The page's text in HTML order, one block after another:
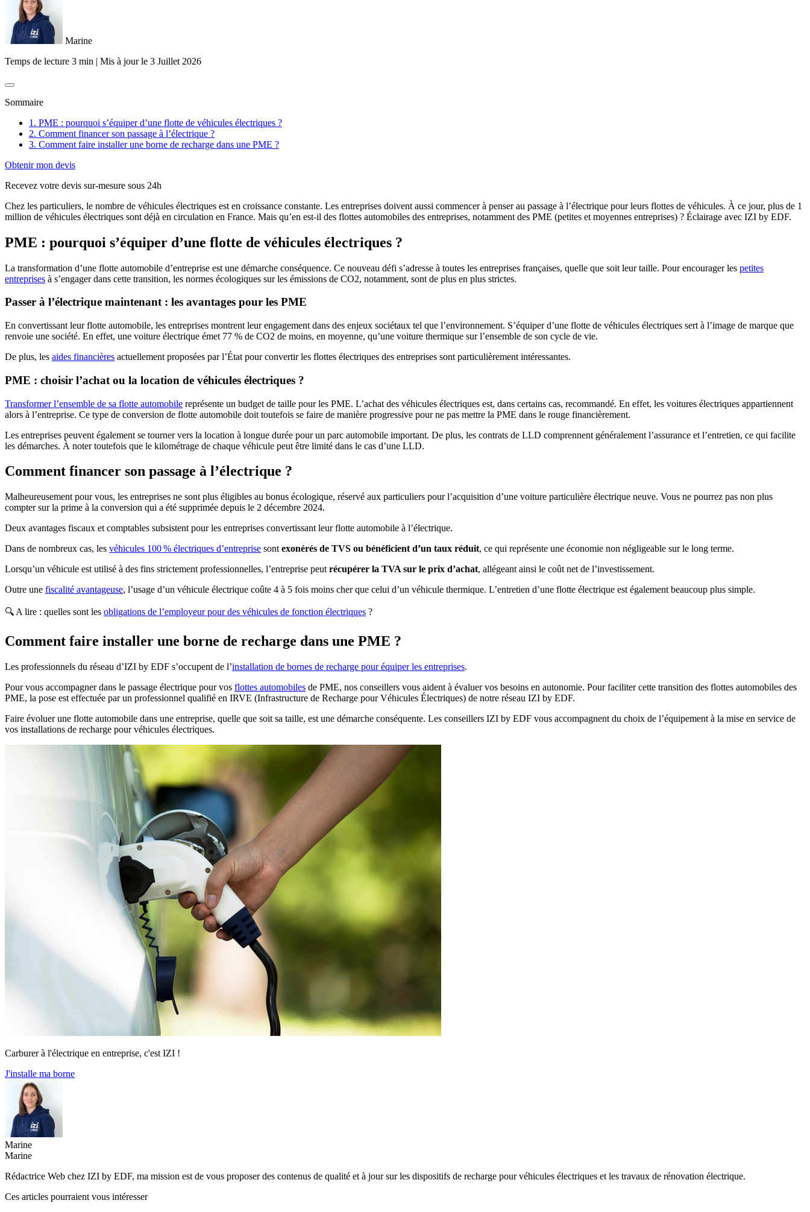
Marine
Temps de lecture 3 min | Mis à jour le 3 Juillet 2026
Sommaire
1. PME : pourquoi s’équiper d’une flotte de véhicules électriques ?
2. Comment financer son passage à l’électrique ?
3. Comment faire installer une borne de recharge dans une PME ?
Obtenir mon devis
Recevez votre devis sur-mesure sous 24h
Chez les particuliers, le nombre de véhicules électriques est en croissance constante. Les entreprises doivent aussi commencer à penser au passage à l’électrique pour leurs flottes de véhicules. À ce jour, plus de 1
million de véhicules électriques sont déjà en circulation en France. Mais qu’en est-il des flottes automobiles des entreprises, notamment des PME (petites et moyennes entreprises) ? Éclairage avec IZI by EDF.
PME : pourquoi s’équiper d’une flotte de véhicules électriques ?
La transformation d’une flotte automobile d’entreprise est une démarche conséquence. Ce nouveau défi s’adresse à toutes les entreprises françaises, quelle que soit leur taille. Pour encourager les petites
entreprises à s’engager dans cette transition, les normes écologiques sur les émissions de CO2, notamment, sont de plus en plus strictes.
Passer à l’électrique maintenant : les avantages pour les PME
En convertissant leur flotte automobile, les entreprises montrent leur engagement dans des enjeux sociétaux tel que l’environnement. S’équiper d’une flotte de véhicules électriques sert à l’image de marque que
renvoie une société. En effet, une voiture électrique émet 77 % de CO2 de moins, en moyenne, qu’une voiture thermique sur l’ensemble de son cycle de vie.
De plus, les aides financières actuellement proposées par l’État pour convertir les flottes électriques des entreprises sont particulièrement intéressantes.
PME : choisir l’achat ou la location de véhicules électriques ?
Transformer l’ensemble de sa flotte automobile représente un budget de taille pour les PME. L’achat des véhicules électriques est, dans certains cas, recommandé. En effet, les voitures électriques appartiennent
alors à l’entreprise. Ce type de conversion de flotte automobile doit toutefois se faire de manière progressive pour ne pas mettre la PME dans le rouge financièrement.
Les entreprises peuvent également se tourner vers la location à longue durée pour un parc automobile important. De plus, les contrats de LLD comprennent généralement l’assurance et l’entretien, ce qui facilite
les démarches. À noter toutefois que le kilométrage de chaque véhicule peut être limité dans le cas d’une LLD.
Comment financer son passage à l’électrique ?
Malheureusement pour vous, les entreprises ne sont plus éligibles au bonus écologique, réservé aux particuliers pour l’acquisition d’une voiture particulière électrique neuve. Vous ne pourrez pas non plus
compter sur la prime à la conversion qui a été supprimée depuis le 2 décembre 2024.
Deux avantages fiscaux et comptables subsistent pour les entreprises convertissant leur flotte automobile à l’électrique.
Dans de nombreux cas, les véhicules 100 % électriques d’entreprise sont exonérés de TVS ou bénéficient d’un taux réduit, ce qui représente une économie non négligeable sur le long terme.
Lorsqu’un véhicule est utilisé à des fins strictement professionnelles, l’entreprise peut récupérer la TVA sur le prix d’achat, allégeant ainsi le coût net de l’investissement.
Outre une fiscalité avantageuse, l’usage d’un véhicule électrique coûte 4 à 5 fois moins cher que celui d’un véhicule thermique. L’entretien d’une flotte électrique est également beaucoup plus simple.
🔍 A lire : quelles sont les obligations de l’employeur pour des véhicules de fonction électriques ?
Comment faire installer une borne de recharge dans une PME ?
Les professionnels du réseau d’IZI by EDF s’occupent de l’installation de bornes de recharge pour équiper les entreprises.
Pour vous accompagner dans le passage électrique pour vos flottes automobiles de PME, nos conseillers vous aident à évaluer vos besoins en autonomie. Pour faciliter cette transition des flottes automobiles des
PME, la pose est effectuée par un professionnel qualifié en IRVE (Infrastructure de Recharge pour Véhicules Électriques) de notre réseau IZI by EDF.
Faire évoluer une flotte automobile dans une entreprise, quelle que soit sa taille, est une démarche conséquente. Les conseillers IZI by EDF vous accompagnent du choix de l’équipement à la mise en service de
vos installations de recharge pour véhicules électriques.
Carburer à l'électrique en entreprise, c'est IZI !
J'installe ma borne
Marine
Marine
Rédactrice Web chez IZI by EDF, ma mission est de vous proposer des contenus de qualité et à jour sur les dispositifs de recharge pour véhicules électriques et les travaux de rénovation électrique.
Ces articles pourraient vous intéresser